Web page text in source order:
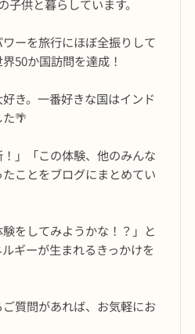
供と暮らしています。
ーを旅行にほぼ全振りして
50か国訪問を達成！
き。一番好きな国はインド
た🌴
！」「この体験、他のみんな
ことをブログにまとめてい
験をしてみようかな！？」と
ギーが生まれるきっかけを
質問があれば、お気軽にお